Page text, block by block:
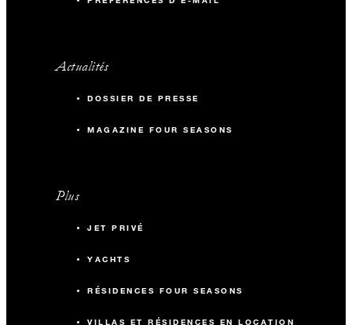
Actualités
DOSSIER DE PRESSE
MAGAZINE FOUR SEASONS
Plus
JET PRIVÉ
YACHTS
RÉSIDENCES FOUR SEASONS
VILLAS ET RÉSIDENCES EN LOCATION